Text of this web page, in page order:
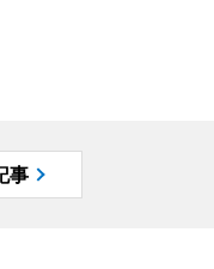
事